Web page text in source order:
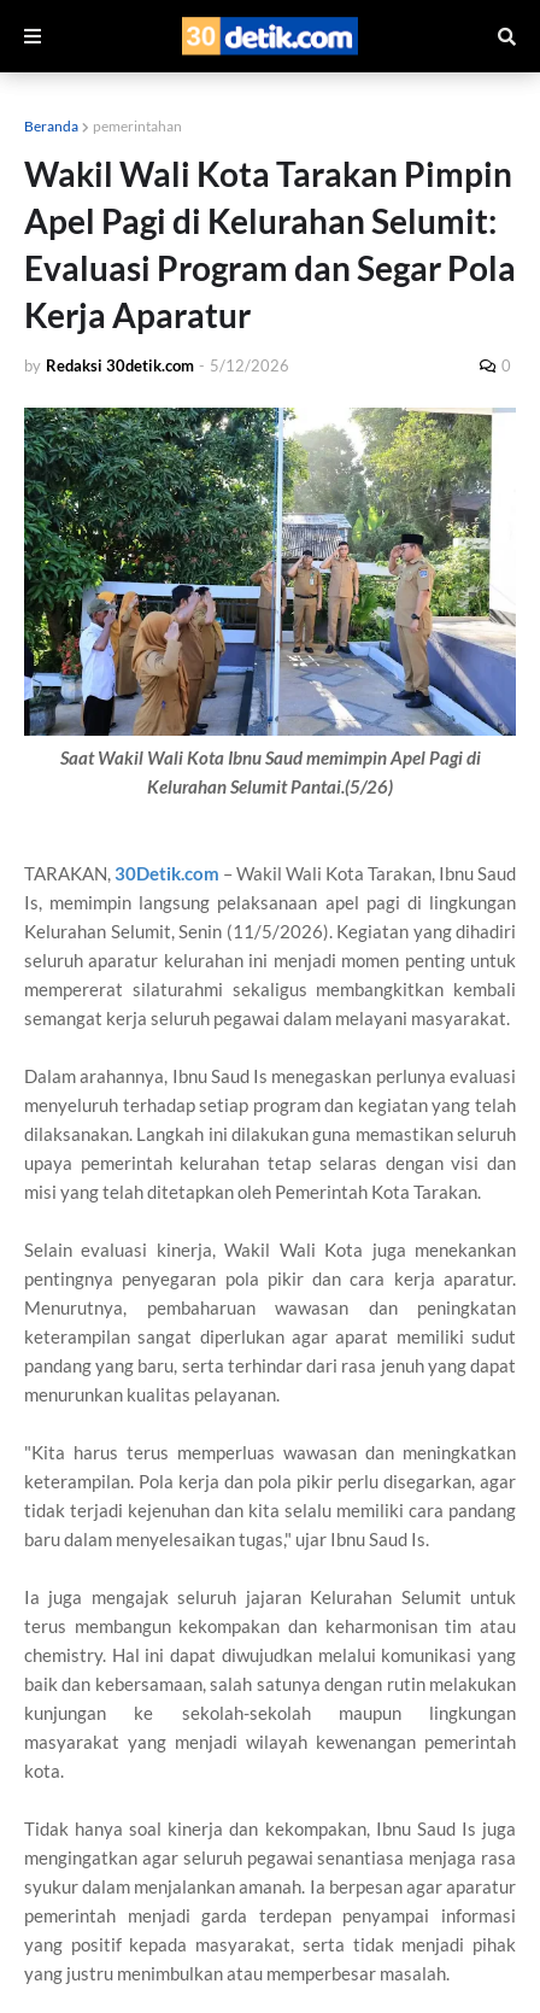
Beranda pemerintahan
Wakil Wali Kota Tarakan Pimpin
Apel Pagi di Kelurahan Selumit:
Evaluasi Program dan Segar Pola
Kerja Aparatur
by Redaksi 30detik.com - 5/12/2026 0
Saat Wakil Wali Kota Ibnu Saud memimpin Apel Pagi di
Kelurahan Selumit Pantai.(5/26)
TARAKAN,30Detik.com – Wakil Wali Kota Tarakan, Ibnu Saud
Is, memimpin langsung pelaksanaan apel pagi di lingkungan
Kelurahan Selumit, Senin (11/5/2026). Kegiatan yang dihadiri
seluruh aparatur kelurahan ini menjadi momen penting untuk
mempererat silaturahmi sekaligus membangkitkan kembali
semangat kerja seluruh pegawai dalam melayani masyarakat.
Dalam arahannya, Ibnu Saud Is menegaskan perlunya evaluasi
menyeluruh terhadap setiap program dan kegiatan yang telah
dilaksanakan. Langkah ini dilakukan guna memastikan seluruh
upaya pemerintah kelurahan tetap selaras dengan visi dan
misi yang telah ditetapkan oleh Pemerintah Kota Tarakan.
Selain evaluasi kinerja, Wakil Wali Kota juga menekankan
pentingnya penyegaran pola pikir dan cara kerja aparatur.
Menurutnya, pembaharuan wawasan dan peningkatan
keterampilan sangat diperlukan agar aparat memiliki sudut
pandang yang baru, serta terhindar dari rasa jenuh yang dapat
menurunkan kualitas pelayanan.
"Kita harus terus memperluas wawasan dan meningkatkan
keterampilan. Pola kerja dan pola pikir perlu disegarkan, agar
tidak terjadi kejenuhan dan kita selalu memiliki cara pandang
baru dalam menyelesaikan tugas," ujar Ibnu Saud Is.
Ia juga mengajak seluruh jajaran Kelurahan Selumit untuk
terus membangun kekompakan dan keharmonisan tim atau
chemistry. Hal ini dapat diwujudkan melalui komunikasi yang
baik dan kebersamaan, salah satunya dengan rutin melakukan
kunjungan ke sekolah-sekolah maupun lingkungan
masyarakat yang menjadi wilayah kewenangan pemerintah
kota.
Tidak hanya soal kinerja dan kekompakan, Ibnu Saud Is juga
mengingatkan agar seluruh pegawai senantiasa menjaga rasa
syukur dalam menjalankan amanah. Ia berpesan agar aparatur
pemerintah menjadi garda terdepan penyampai informasi
yang positif kepada masyarakat, serta tidak menjadi pihak
yang justru menimbulkan atau memperbesar masalah.